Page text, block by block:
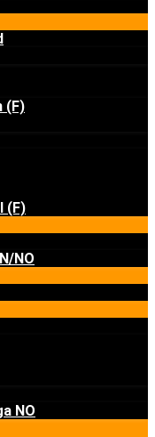
(F)
(F)
NO
NO